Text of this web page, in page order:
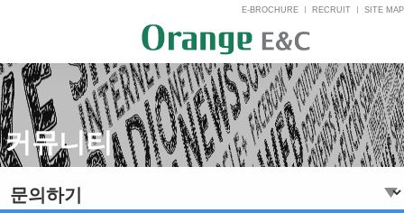
E-BROCHURE RECRUIT SITE MAP
커뮤니티